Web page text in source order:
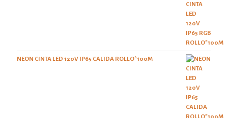
NEON CINTA LED 120V IP65 CALIDA ROLLO*100M